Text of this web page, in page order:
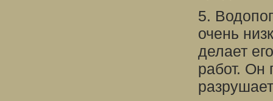
5.
очень
делает
работ. Он